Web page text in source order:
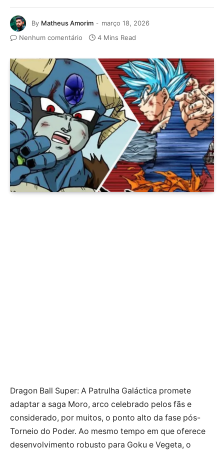
By Matheus Amorim
março 18, 2026
Nenhum comentário
4 Mins Read
Dragon Ball Super: A Patrulha Galáctica promete
adaptar a saga Moro, arco celebrado pelos fãs e
considerado, por muitos, o ponto alto da fase pós-
Torneio do Poder. Ao mesmo tempo em que oferece
desenvolvimento robusto para Goku e Vegeta, o